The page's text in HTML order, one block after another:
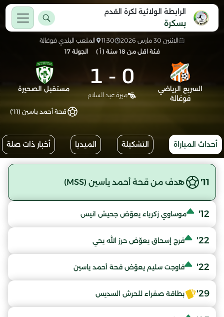
الرابطة الولائية لكرة القدم
بسكرة
الاثنين 30 مارس 2026 11:30
الملعب البلدي فوغالة
فئة اقل من 18 سنة ( أ )
الجولة 17
السريع الرياضي
فوغالة
0
-
1
ميرة عبد السلام
مستقبل الصحيرة
قحة أحمد ياسين (11')
أحداث المباراة التشكيلة الميديا أخبار ذات صلة
11' هدف من قحة أحمد ياسين (MSS)
12' موساوي زكرياء يعوّض جحيش انيس
22' فرج إسحاق يعوّض حرز الله يحي
22' قاوجت سليم يعوّض قحة أحمد ياسين
29' بطاقة صفراء للحرش السديس